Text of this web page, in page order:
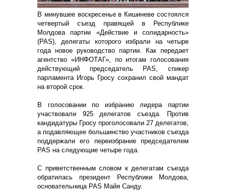
В минувшее воскресенье в Кишиневе состоялся
четвертый съезд правящей в Республике
Молдова партии «Действие и солидарность»
(PAS), делегаты которого избрали на четыре
года новое руководство партии. Как передает
агентство «ИНФОТАГ», по итогам голосования
действующий председатель PAS, спикер
парламента Игорь Гросу сохранил свой мандат
на второй срок.
В голосовании по избранию лидера партии
участвовали 925 делегатов съезда. Против
кандидатуры Гросу проголосовали 27 делегатов,
а подавляющее большинство участников съезда
поддержали его переизбрание председателем
PAS на следующие четыре года.
С приветственным словом к делегатам съезда
обратилась президент Республики Молдова,
основательница PAS Майя Санду.